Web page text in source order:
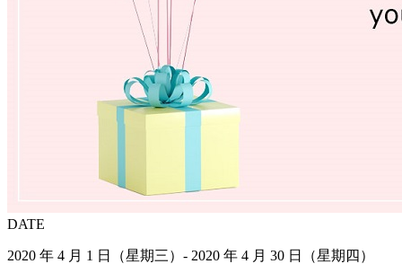
DATE
2020 年 4 月 1 日（星期三）- 2020 年 4 月 30 日（星期四）